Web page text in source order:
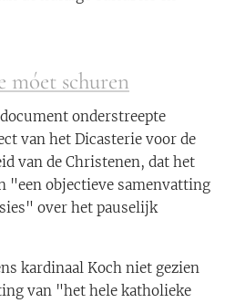
móet schuren
onderstreepte
van het Dicasterie voor de
van de Christenen, dat het
"een objectieve samenvatting
over het pauselijk
kardinaal Koch niet gezien
van "het hele katholieke